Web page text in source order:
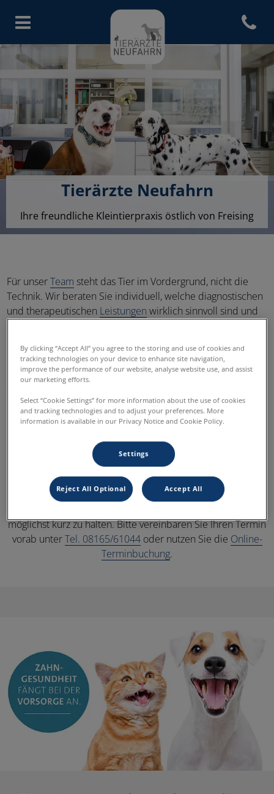
Homepage Tierärzte
Open
Tierärzte Neufahrn
Ihre freundliche Kleintierpraxis östlich von Freising
Für unser Team steht das Tier im Vordergrund, nicht die
Technik. Wir beraten Sie individuell, welche diagnostischen
und therapeutischen Leistungen wirklich sinnvoll sind und
Ihr Tier stationär zu betreuen. Den Aufenthalt halten wir
dabei so kurz wie möglich, da unsere Patienten sich
zuhause sicher am wohlsten fühlen.
Unsere Öffnungszeiten finden Sie auf derKontaktseite
möglichst kurz zu halten. Bitte vereinbaren Sie Ihren Termin
vorab unter Tel. 08165/61044oder nutzen Sie die Online-
Terminbuchung.
By clicking “Accept All” you agree to the storing and use of cookies and
tracking technologies on your device to enhance site navigation,
improve the performance of our website, analyse website use, and assist
our marketing efforts.
Select “Cookie Settings” for more information about the use of cookies
and tracking technologies and to adjust your preferences. More
information is available in our Privacy Notice and Cookie Policy.
Settings
Reject All Optional Accept All